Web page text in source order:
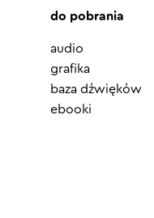
do pobrania
audio
grafika
baza dźwięków
ebooki